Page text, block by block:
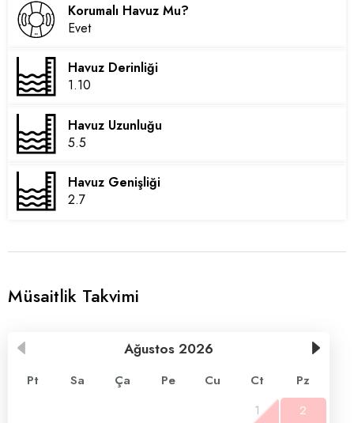
Korumalı Havuz Mu?
Evet
Havuz Derinliği
1.10
Havuz Uzunluğu
5.5
Havuz Genişliği
2.7
Müsaitlik Takvimi
Ağustos 2026
Pt Sa Ça Pe Cu Ct
Pz
1
2